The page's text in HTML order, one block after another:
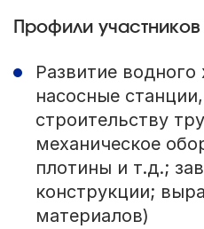
Профили участников
Развитие
насосные
строительству
механическое
плотины и т.д.;
конструкции;
материалов)